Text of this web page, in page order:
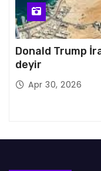
Donald Trump
deyir
Apr 30, 2026